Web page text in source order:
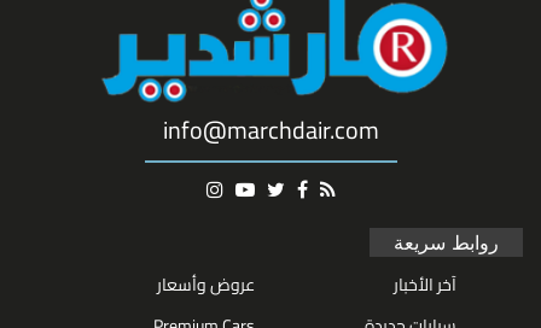
info@marchdair.com
روابط سريعة
آخر الأخبار
عروض وأسعار